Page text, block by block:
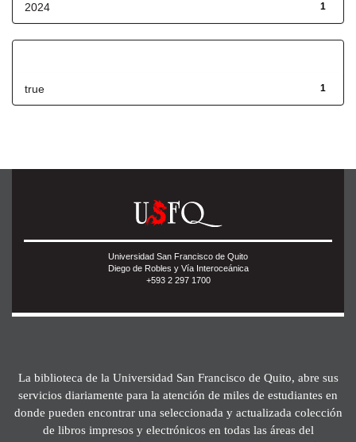
1
2024
1
true
Universidad San Francisco de Quito
Diego de Robles y Vía Interoceánica
+593 2 297 1700
La biblioteca de la Universidad San Francisco de Quito, abre sus
servicios diariamente para la atención de miles de estudiantes en
donde pueden encontrar una seleccionada y actualizada colección
de libros impresos y electrónicos en todas las áreas del